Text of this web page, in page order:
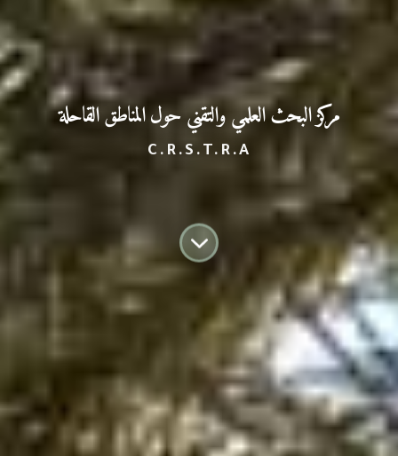
مركز البحث العلميوالتقني حول المناطق القاحلة
C.R.S.T.R.A